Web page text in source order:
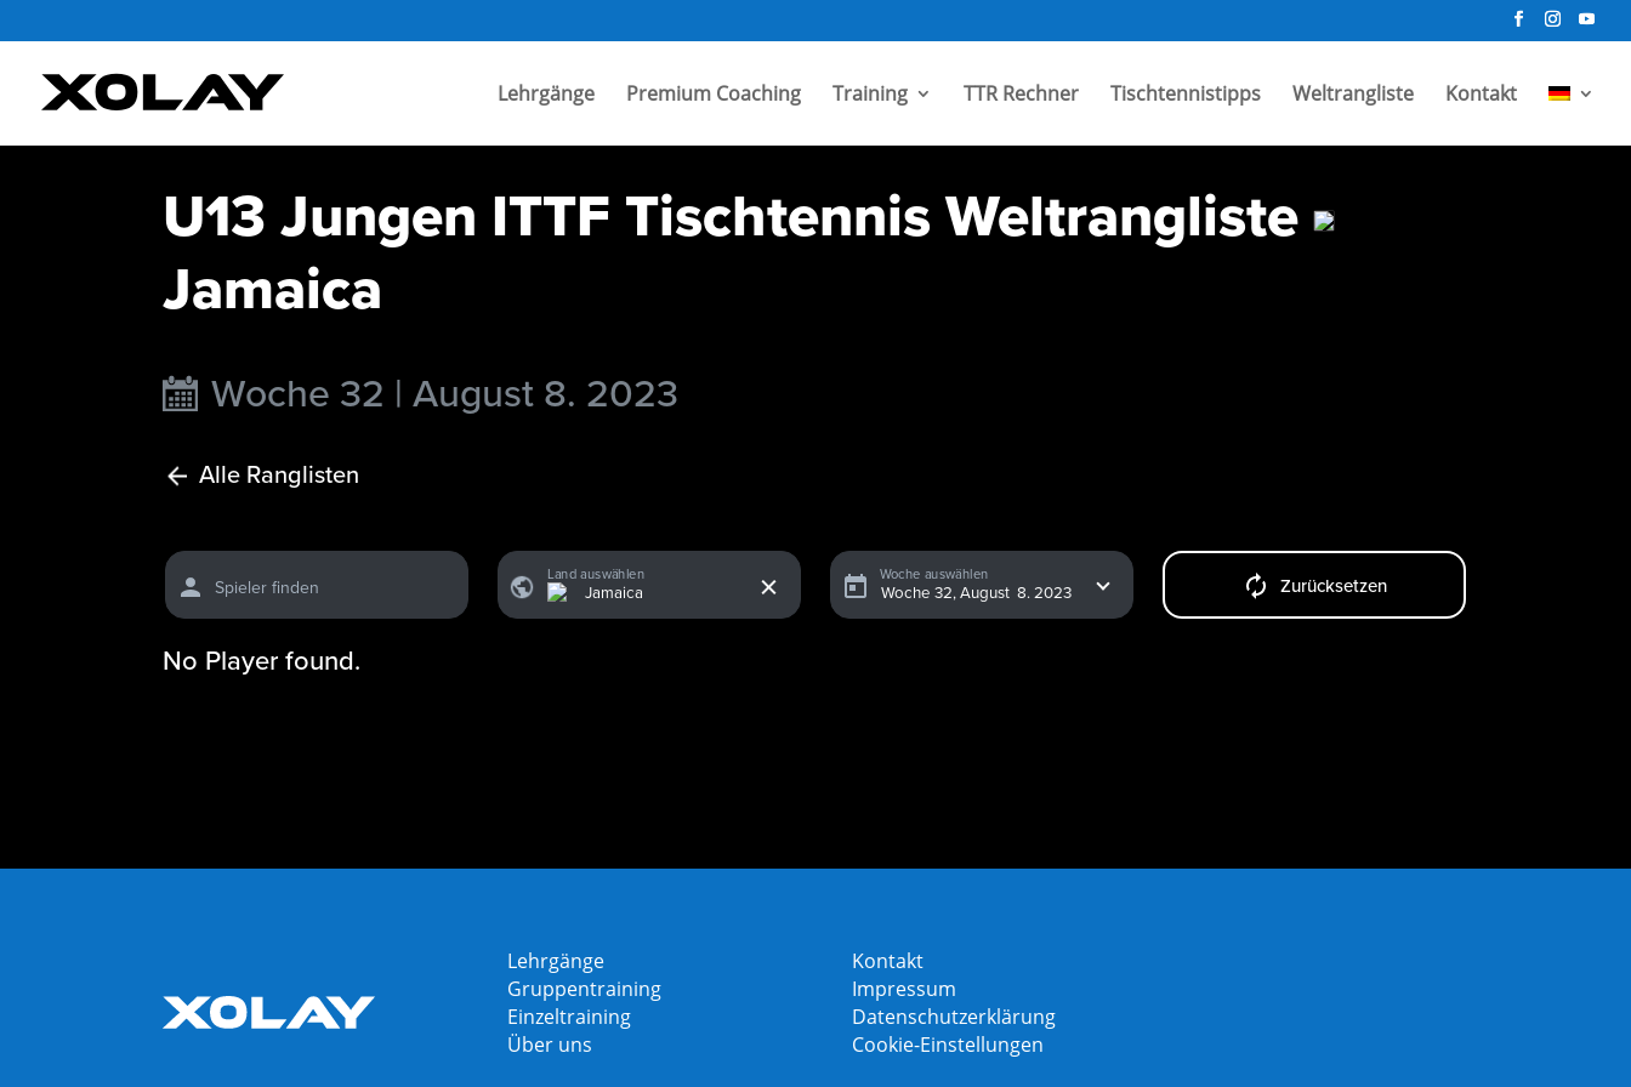
Lehrgänge Premium Coaching Training TTR Rechner Tischtennistipps Weltrangliste Kontakt
U13 Jungen ITTF Tischtennis Weltrangliste
Jamaica
Woche 32 | August 8. 2023
Alle Ranglisten
Spieler finden
Land auswählen Woche auswählen
Zurücksetzen
No Player found.
Lehrgänge
Gruppentraining
Einzeltraining
Über uns
Kontakt
Impressum
Datenschutzerklärung
Cookie-Einstellungen